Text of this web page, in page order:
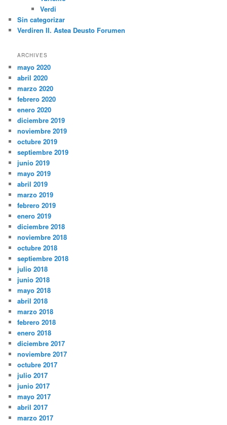
Verdi
Sin categorizar
Verdiren II. Astea Deusto Forumen
ARCHIVES
mayo 2020
abril 2020
marzo 2020
febrero 2020
enero 2020
diciembre 2019
noviembre 2019
octubre 2019
septiembre 2019
junio 2019
mayo 2019
abril 2019
marzo 2019
febrero 2019
enero 2019
diciembre 2018
noviembre 2018
octubre 2018
septiembre 2018
julio 2018
junio 2018
mayo 2018
abril 2018
marzo 2018
febrero 2018
enero 2018
diciembre 2017
noviembre 2017
octubre 2017
julio 2017
junio 2017
mayo 2017
abril 2017
marzo 2017